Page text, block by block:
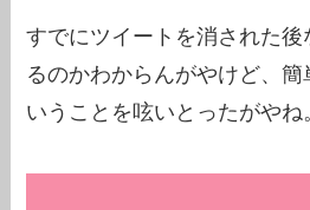
すでにツイートを消された
るのかわからんがやけど、簡
いうことを呟いとったがやね